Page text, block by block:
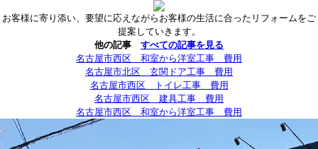
お客様に寄り添い、要望に応えながらお客様の生活に合ったリフォームをご
提案していきます。
他の記事 すべての記事を見る
名古屋市西区 和室から洋室工事 費用
名古屋市北区 玄関ドア工事 費用
名古屋市西区 トイレ工事 費用
名古屋市西区 建具工事 費用
名古屋市西区 和室から洋室工事 費用